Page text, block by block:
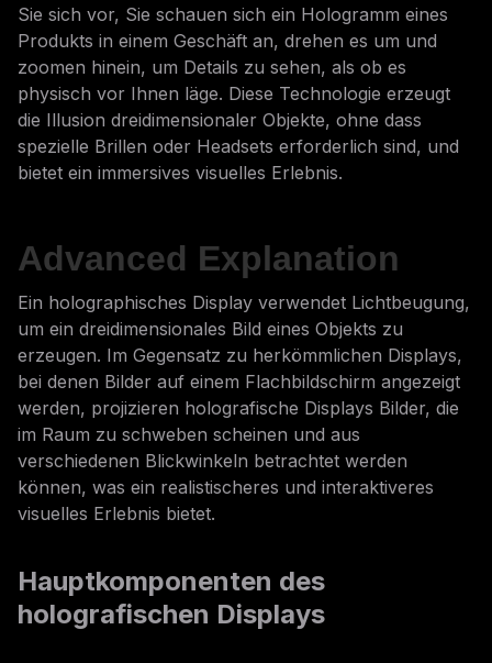
Sie sich vor, Sie schauen sich ein Hologramm eines
Produkts in einem Geschäft an, drehen es um und
zoomen hinein, um Details zu sehen, als ob es
physisch vor Ihnen läge. Diese Technologie erzeugt
die Illusion dreidimensionaler Objekte, ohne dass
spezielle Brillen oder Headsets erforderlich sind, und
bietet ein immersives visuelles Erlebnis.
Advanced Explanation
Ein holographisches Display verwendet Lichtbeugung,
um ein dreidimensionales Bild eines Objekts zu
erzeugen. Im Gegensatz zu herkömmlichen Displays,
bei denen Bilder auf einem Flachbildschirm angezeigt
werden, projizieren holografische Displays Bilder, die
im Raum zu schweben scheinen und aus
verschiedenen Blickwinkeln betrachtet werden
können, was ein realistischeres und interaktiveres
visuelles Erlebnis bietet.
Hauptkomponenten des
holografischen Displays